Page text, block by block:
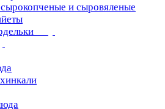
и сыровяленые